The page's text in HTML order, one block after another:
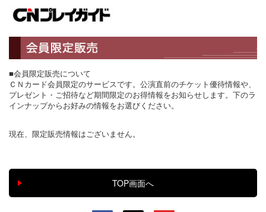
■会員限定販売について
ＣＮカード会員限定のサービスです。公演直前のチケット優待情報や、
プレゼント・ご招待など期間限定のお得情報をお知らせします。下のラ
インナップからお好みの情報をお選びください。
現在、限定販売情報はございません。